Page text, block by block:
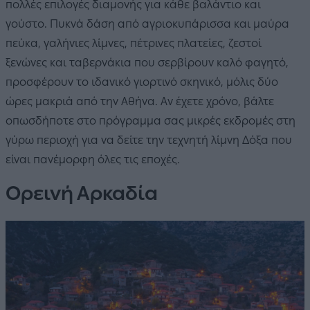
πολλές επιλογές διαμονής για κάθε βαλάντιο και
γούστο. Πυκνά δάση από αγριοκυπάρισσα και μαύρα
πεύκα, γαλήνιες λίμνες, πέτρινες πλατείες, ζεστοί
ξενώνες και ταβερνάκια που σερβίρουν καλό φαγητό,
προσφέρουν το ιδανικό γιορτινό σκηνικό, μόλις δύο
ώρες μακριά από την Αθήνα. Αν έχετε χρόνο, βάλτε
οπωσδήποτε στο πρόγραμμα σας μικρές εκδρομές στη
γύρω περιοχή για να δείτε την τεχνητή λίμνη Δόξα που
είναι πανέμορφη όλες τις εποχές.
Ορεινή Αρκαδία